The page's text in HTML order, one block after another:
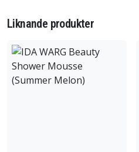
Liknande produkter